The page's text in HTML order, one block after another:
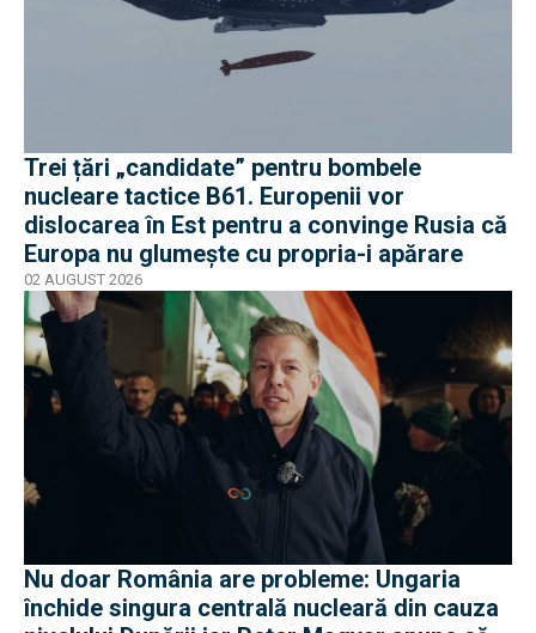
Trei țări „candidate” pentru bombele
nucleare tactice B61. Europenii vor
dislocarea în Est pentru a convinge Rusia că
Europa nu glumește cu propria-i apărare
02 AUGUST 2026
Nu doar România are probleme: Ungaria
închide singura centrală nucleară din cauza